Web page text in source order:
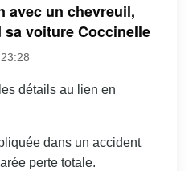
avec un chevreuil,
voiture Coccinelle
détails au lien en
dans un accident
perte totale.